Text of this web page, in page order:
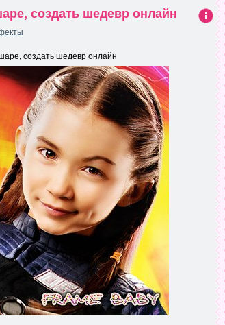
создать шедевр онлайн
создать шедевр онлайн